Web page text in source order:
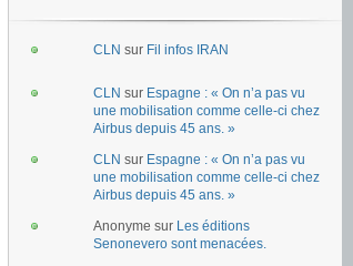
CLN sur Fil infos IRAN
CLN sur Espagne : « On n’a pas vu
une mobilisation comme celle-ci chez
Airbus depuis 45 ans. »
CLN sur Espagne : « On n’a pas vu
une mobilisation comme celle-ci chez
Airbus depuis 45 ans. »
Anonyme sur Les éditions
Senonevero sont menacées.